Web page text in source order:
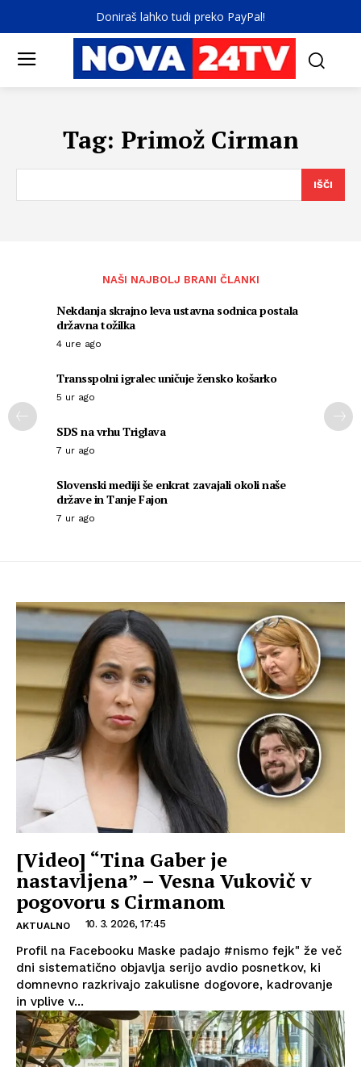
Doniraš lahko tudi preko PayPal!
Tag: Primož Cirman
IŠČI
NAŠI NAJBOLJ BRANI ČLANKI
Nekdanja skrajno leva ustavna sodnica postala
državna tožilka
4 ure ago
Transspolni igralec uničuje žensko košarko
5 ur ago
SDS na vrhu Triglava
7 ur ago
Slovenski mediji še enkrat zavajali okoli naše
države in Tanje Fajon
7 ur ago
[Video] “Tina Gaber je
nastavljena” – Vesna Vukovič v
pogovoru s Cirmanom
AKTUALNO 10. 3. 2026, 17:45
Profil na Facebooku Maske padajo #nismo fejk" že več
dni sistematično objavlja serijo avdio posnetkov, ki
domnevno razkrivajo zakulisne dogovore, kadrovanje
in vplive v...